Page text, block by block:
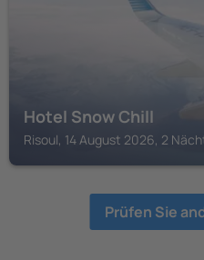
Hotel Snow Chill
Risoul, 14 August 2026, 2
Prüfen Sie